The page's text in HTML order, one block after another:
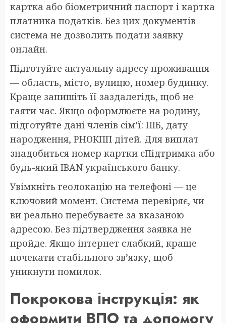
картка або біометричний паспорт і картка
платника податків. Без цих документів
система не дозволить подати заявку
онлайн.
Підготуйте актуальну адресу проживання
— область, місто, вулицю, номер будинку.
Краще запишіть її заздалегідь, щоб не
гаяти час. Якщо оформлюєте на родину,
підготуйте дані членів сім’ї: ПІБ, дату
народження, РНОКПП дітей. Для виплат
знадобиться номер картки єПідтримка або
будь-який IBAN українського банку.
Увімкніть геолокацію на телефоні — це
ключовий момент. Система перевіряє, чи
ви реально перебуваєте за вказаною
адресою. Без підтвердження заявка не
пройде. Якщо інтернет слабкий, краще
почекати стабільного зв’язку, щоб
уникнути помилок.
Покрокова інструкція: як
оформити ВПО та допомогу